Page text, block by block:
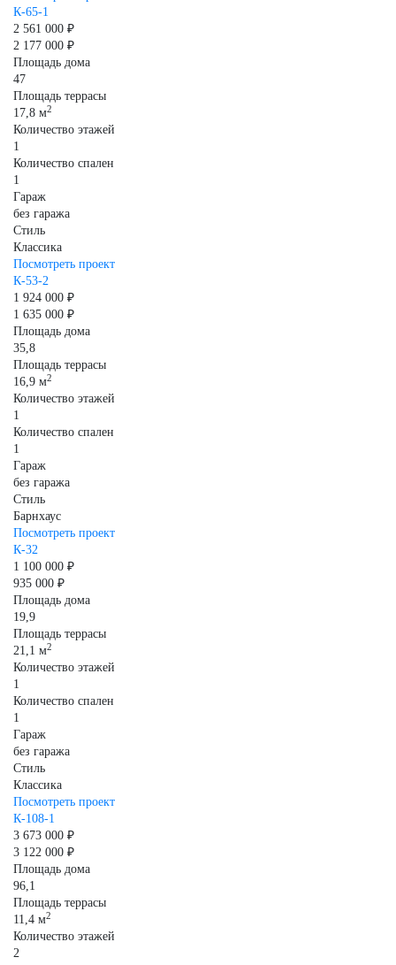
К-65-1
2 561 000 ₽
2 177 000 ₽
Площадь дома
47
Площадь террасы
17,8 м2
Количество этажей
1
Количество спален
1
Гараж
без гаража
Стиль
Классика
Посмотреть проект
К-53-2
1 924 000 ₽
1 635 000 ₽
Площадь дома
35,8
Площадь террасы
16,9 м2
Количество этажей
1
Количество спален
1
Гараж
без гаража
Стиль
Барнхаус
Посмотреть проект
К-32
1 100 000 ₽
935 000 ₽
Площадь дома
19,9
Площадь террасы
21,1 м2
Количество этажей
1
Количество спален
1
Гараж
без гаража
Стиль
Классика
Посмотреть проект
К-108-1
3 673 000 ₽
3 122 000 ₽
Площадь дома
96,1
Площадь террасы
11,4 м2
Количество этажей
2